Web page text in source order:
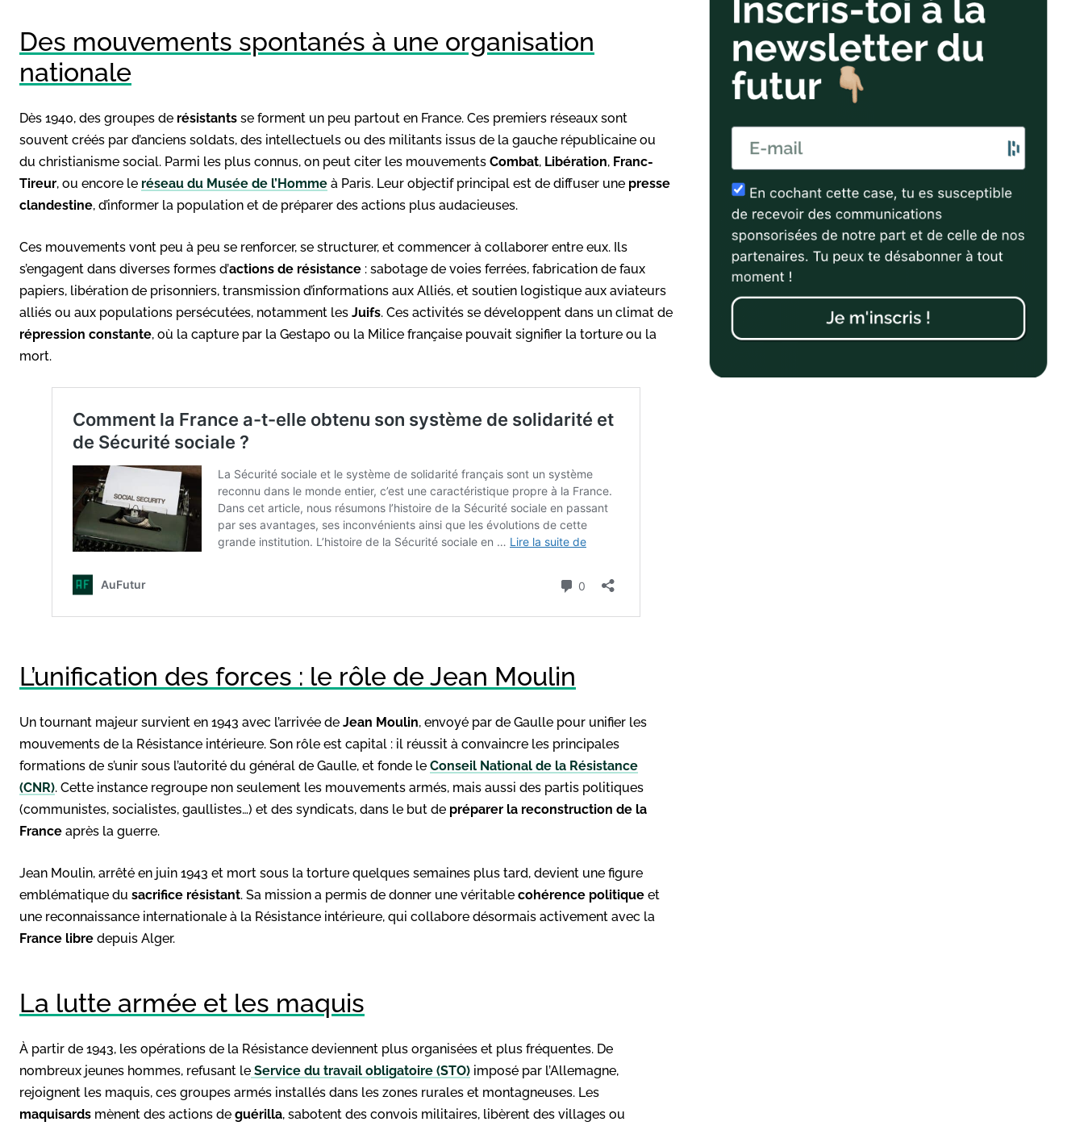
Des mouvements spontanés à une organisation
nationale
Dès 1940, des groupes de résistants se forment un peu partout en France. Ces premiers réseaux sont
souvent créés par d’anciens soldats, des intellectuels ou des militants issus de la gauche républicaine ou
du christianisme social. Parmi les plus connus, on peut citer les mouvements Combat, Libération, Franc-
Tireur, ou encore le réseau du Musée de l’Homme à Paris. Leur objectif principal est de diffuser une presse
clandestine, d’informer la population et de préparer des actions plus audacieuses.
Ces mouvements vont peu à peu se renforcer, se structurer, et commencer à collaborer entre eux. Ils
s’engagent dans diverses formes d’actions de résistance : sabotage de voies ferrées, fabrication de faux
papiers, libération de prisonniers, transmission d’informations aux Alliés, et soutien logistique aux aviateurs
alliés ou aux populations persécutées, notamment les Juifs. Ces activités se développent dans un climat de
répression constante, où la capture par la Gestapo ou la Milice française pouvait signifier la torture ou la
mort.
L’unification des forces : le rôle de Jean Moulin
Un tournant majeur survient en 1943 avec l’arrivée de Jean Moulin, envoyé par de Gaulle pour unifier les
mouvements de la Résistance intérieure. Son rôle est capital : il réussit à convaincre les principales
formations de s’unir sous l’autorité du général de Gaulle, et fonde le Conseil National de la Résistance
(CNR). Cette instance regroupe non seulement les mouvements armés, mais aussi des partis politiques
(communistes, socialistes, gaullistes…) et des syndicats, dans le but de préparer la reconstruction de la
France après la guerre.
Jean Moulin, arrêté en juin 1943 et mort sous la torture quelques semaines plus tard, devient une figure
emblématique du sacrifice résistant. Sa mission a permis de donner une véritable cohérence politique et
une reconnaissance internationale à la Résistance intérieure, qui collabore désormais activement avec la
France libre depuis Alger.
La lutte armée et les maquis
À partir de 1943, les opérations de la Résistance deviennent plus organisées et plus fréquentes. De
nombreux jeunes hommes, refusant le Service du travail obligatoire (STO) imposé par l’Allemagne,
rejoignent les maquis, ces groupes armés installés dans les zones rurales et montagneuses. Les
maquisards mènent des actions de guérilla, sabotent des convois militaires, libèrent des villages ou